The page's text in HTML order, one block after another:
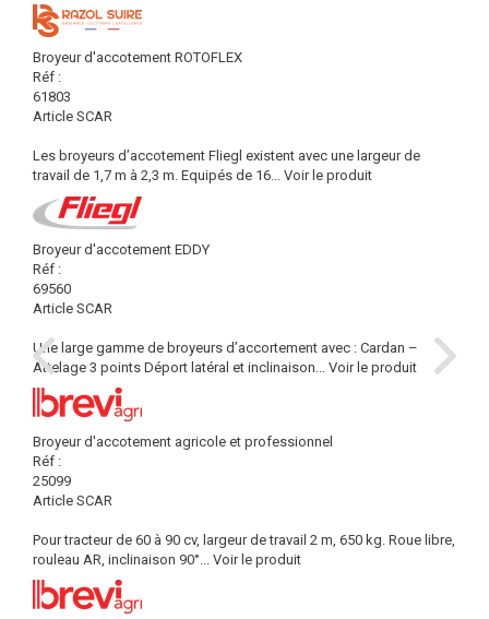
Broyeur d'accotement ROTOFLEX
Réf :
61803
Article SCAR
Les broyeurs d’accotement Fliegl existent avec une largeur de
travail de 1,7 m à 2,3 m. Equipés de 16... Voir le produit
Broyeur d'accotement EDDY
Réf :
69560
Article SCAR
Une large gamme de broyeurs d’accortement avec : Cardan –
Attelage 3 points Déport latéral et inclinaison... Voir le produit
Broyeur d'accotement agricole et professionnel
Réf :
25099
Article SCAR
Pour tracteur de 60 à 90 cv, largeur de travail 2 m, 650 kg. Roue libre,
rouleau AR, inclinaison 90°... Voir le produit